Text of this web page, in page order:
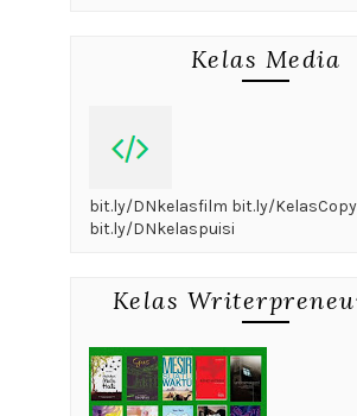
Kelas Media
bit.ly/DNkelasfilm bit.ly/KelasCopy
bit.ly/DNkelaspuisi
Kelas